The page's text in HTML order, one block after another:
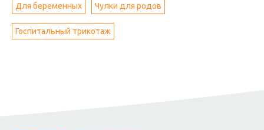
Для беременных Чулки для родов
Госпитальный трикотаж